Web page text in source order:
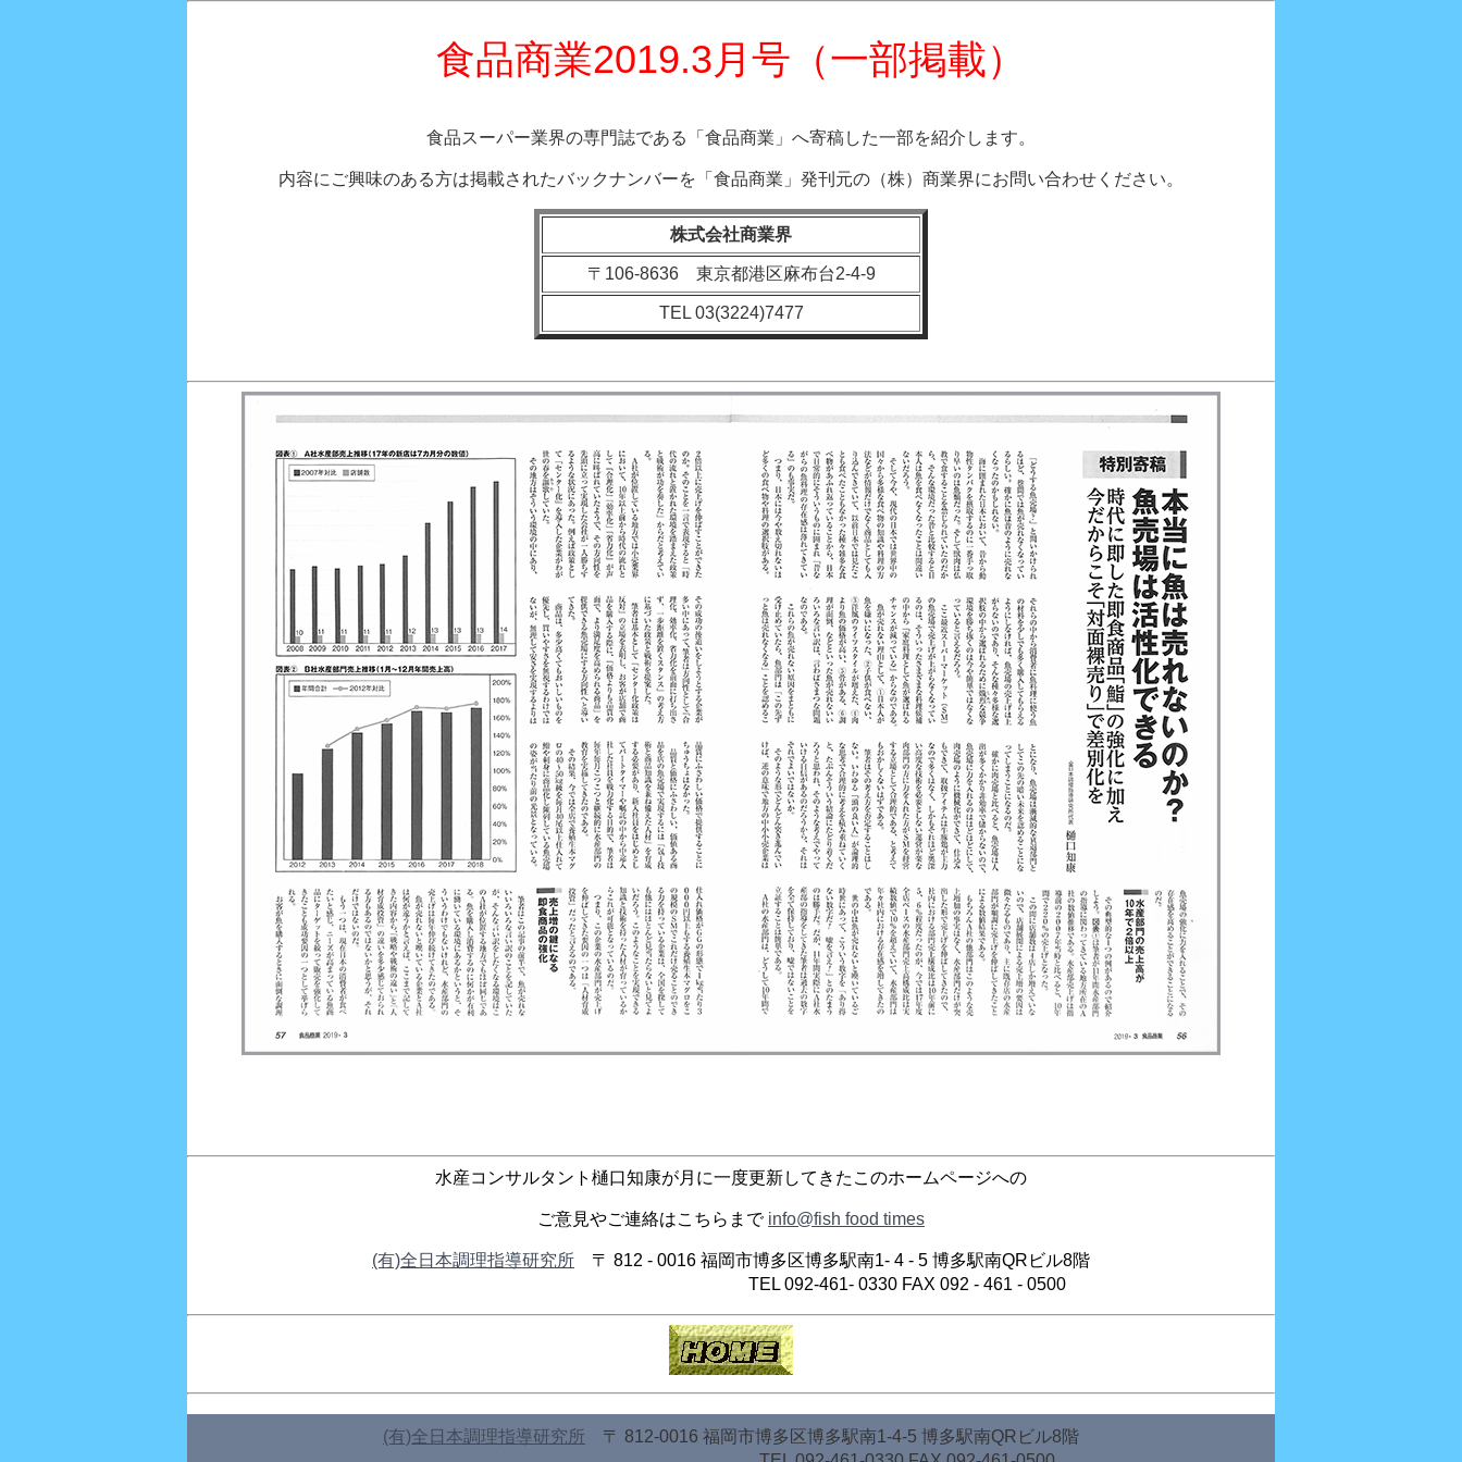
食品商業2019.3月号（一部掲載）
食品スーパー業界の専門誌である「食品商業」へ寄稿した一部を紹介します。
内容にご興味のある方は掲載されたバックナンバーを「食品商業」発刊元の（株）商業界にお問い合わせください。
株式会社商業界
〒106-8636 東京都港区麻布台2-4-9
TEL 03(3224)7477
水産コンサルタント樋口知康が月に一度更新してきたこのホームページへの
ご意見やご連絡はこちらまで info@fish food times
(有)全日本調理指導研究所 〒 812 - 0016 福岡市博多区博多駅南1- 4 - 5 博多駅南QRビル8階
TEL 092-461- 0330 FAX 092 - 461 - 0500
(有)全日本調理指導研究所 〒 812-0016 福岡市博多区博多駅南1-4-5 博多駅南QRビル8階